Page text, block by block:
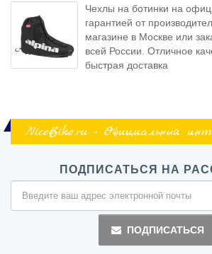
Чехлы на ботинки на
гарантией от
магазине в Москве или
всей России. Отличное
быстрая доставка
NiceBike.ru - Официальный
ПОДПИСАТЬСЯ НА
ПОДПИСАТЬСЯ